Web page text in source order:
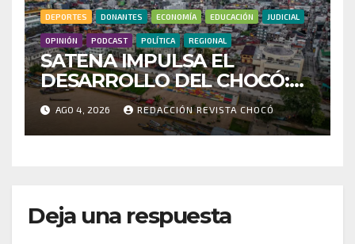
DEPORTES DONANTES ECONOMÍA EDUCACIÓN JUDICIAL
OPINIÓN PODCAST POLÍTICA REGIONAL
SATENA IMPULSA EL
DESARROLLO DEL CHOCÓ:
MÁS DE 35 MIL PASAJEROS
MOVILIZADOS Y NUEVAS
RUTAS FORTALECEN LA
AGO 4, 2026 REDACCIÓN REVISTA CHOCÓ
Deja una respuesta